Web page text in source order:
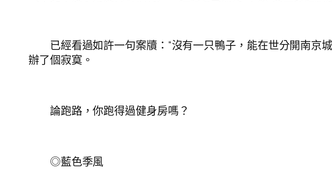
已經看過如許一句案牘：“沒有一只鴨子，能在世分開南京
辦了個寂寞。
論跑路，你跑得過健身房嗎？
◎藍色季風